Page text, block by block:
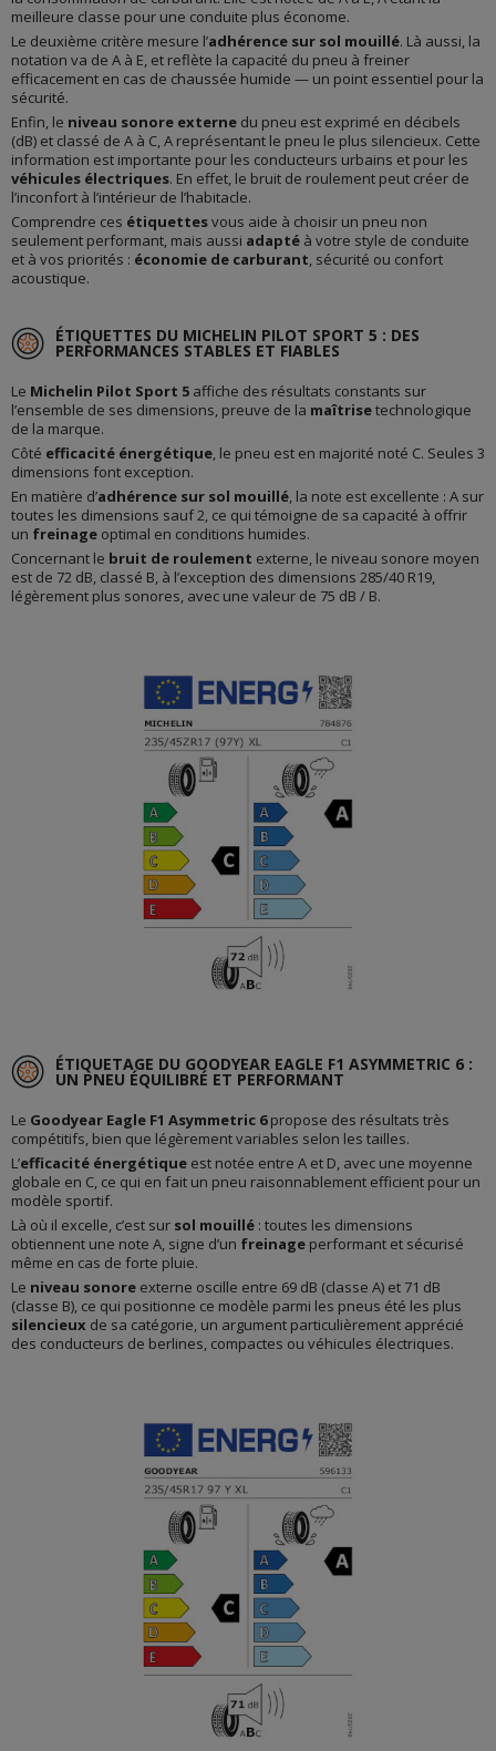
meilleure classe pour une conduite plus économe.
Le deuxième critère mesure l’adhérence sur sol mouillé. Là aussi, la
notation va de A à E, et reflète la capacité du pneu à freiner
efficacement en cas de chaussée humide — un point essentiel pour la
sécurité.
Enfin, le niveau sonore externe du pneu est exprimé en décibels
(dB) et classé de A à C, A représentant le pneu le plus silencieux. Cette
information est importante pour les conducteurs urbains et pour les
véhicules électriques. En effet, le bruit de roulement peut créer de
l’inconfort à l’intérieur de l’habitacle.
Comprendre ces étiquettesvous aide à choisir un pneu non
seulement performant, mais aussi adapté à votre style de conduite
et à vos priorités : économie de carburant, sécurité ou confort
acoustique.
ÉTIQUETTES DU MICHELIN PILOT SPORT 5 : DES
PERFORMANCES STABLES ET FIABLES
Le Michelin Pilot Sport 5 affiche des résultats constants sur
l’ensemble de ses dimensions, preuve de la maîtrisetechnologique
de la marque.
Côté efficacité énergétique, le pneu est en majorité noté C. Seules 3
dimensions font exception.
En matière d’adhérence sur sol mouillé, la note est excellente : A sur
toutes les dimensions sauf 2, ce qui témoigne de sa capacité à offrir
un freinage optimal en conditions humides.
Concernant le bruit de roulement externe, le niveau sonore moyen
est de 72 dB, classé B, à l’exception des dimensions 285/40 R19,
légèrement plus sonores, avec une valeur de 75 dB / B.
ÉTIQUETAGE DU GOODYEAR EAGLE F1 ASYMMETRIC 6 :
UN PNEU ÉQUILIBRÉ ET PERFORMANT
Le Goodyear Eagle F1 Asymmetric 6propose des résultats très
compétitifs, bien que légèrement variables selon les tailles.
L’efficacité énergétique est notée entre A et D, avec une moyenne
globale en C, ce qui en fait un pneu raisonnablement efficient pour un
modèle sportif.
Là où il excelle, c’est sur sol mouillé : toutes les dimensions
obtiennent une note A, signe d’un freinage performant et sécurisé
même en cas de forte pluie.
Le niveau sonore externe oscille entre 69 dB (classe A) et 71 dB
(classe B), ce qui positionne ce modèle parmi les pneus été les plus
silencieux de sa catégorie, un argument particulièrement apprécié
des conducteurs de berlines, compactes ou véhicules électriques.